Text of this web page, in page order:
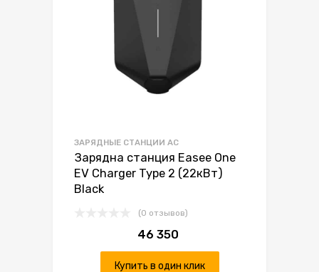
ЗАРЯДНЫЕ СТАНЦИИ AC
Зарядна станция Easee One
EV Charger Type 2 (22кВт)
Black
(0 отзывов)
46 350
Купить в один клик